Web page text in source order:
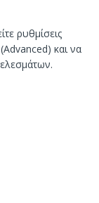
ρυθμίσεις
(Advanced) και να